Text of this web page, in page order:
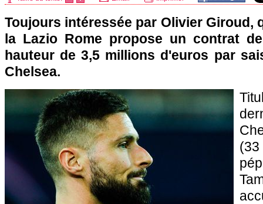
Toujours intéressée par Olivier Giroud,
la Lazio Rome propose un contrat
hauteur de 3,5 millions d'euros par
Chelsea.